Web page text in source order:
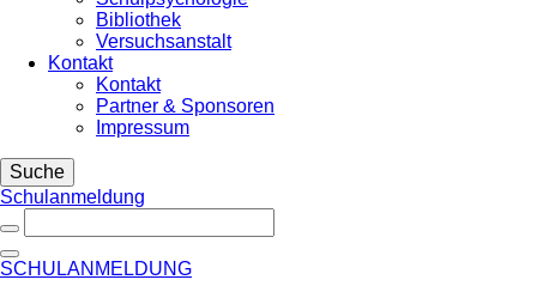
Bibliothek
Versuchsanstalt
Kontakt
Kontakt
Partner & Sponsoren
Impressum
Suche
Schulanmeldung
SCHULANMELDUNG